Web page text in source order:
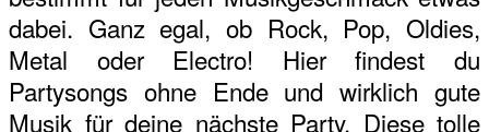
dabei. Ganz egal, ob Rock, Pop, Oldies,
Metal oder Electro! Hier findest du
Partysongs ohne Ende und wirklich gute
Musik für deine nächste Party. Diese tolle